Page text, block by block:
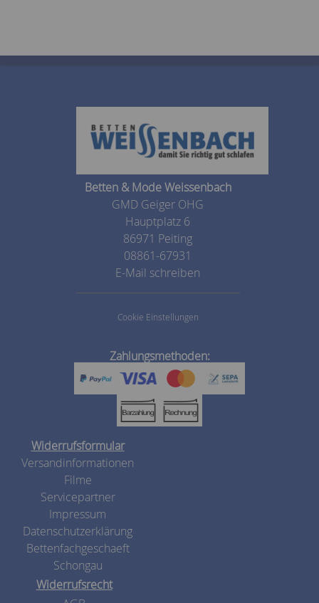
Betten & Mode Weissenbach
GMD Geiger OHG
Hauptplatz 6
86971 Peiting
08861-67931
E-Mail schreiben
Cookie Einstellungen
Zahlungsmethoden:
Widerrufsformular
Versandinformationen
Filme
Servicepartner
Impressum
Datenschutzerklärung
Bettenfachgeschaeft
Schongau
Widerrufsrecht